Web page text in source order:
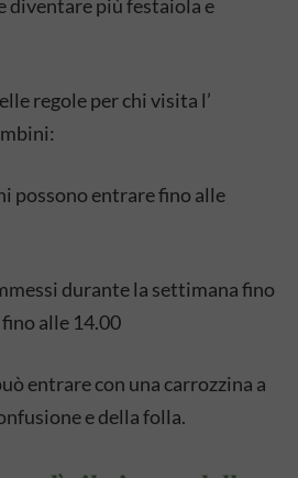
diventare più festaiola e
regole per chi visita l’
possono entrare fino alle
durante la settimana fino
alle 14.00
entrare con una carrozzina a
e della folla.